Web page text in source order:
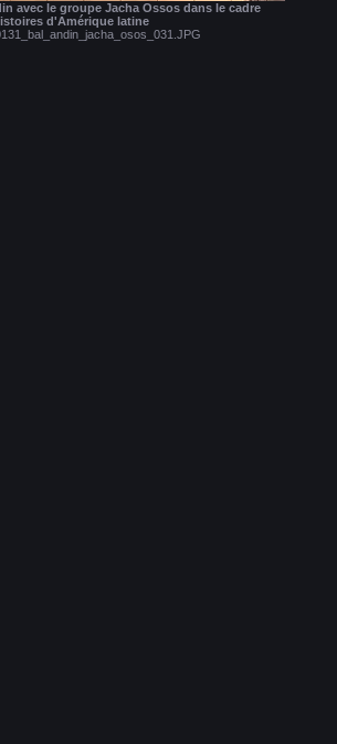
avec le groupe Jacha Ossos dans le cadre
d'Amérique latine